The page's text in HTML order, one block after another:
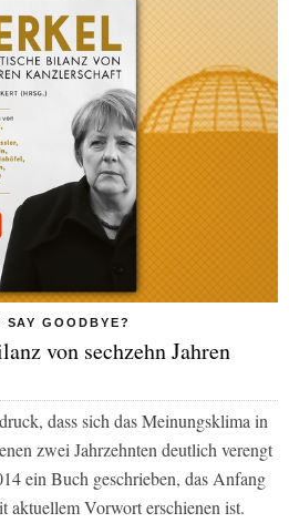
GOODBYE?
von sechzehn Jahren
dass sich das Meinungsklima in
zwei Jahrzehnten deutlich verengt
ein Buch geschrieben, das Anfang
aktuellem Vorwort erschienen ist.